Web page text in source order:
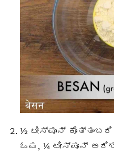
½ ಟೀಸ್ಪೂನ್
ಓಮ, ¼ ಟೀಸ್ಪೂನ್